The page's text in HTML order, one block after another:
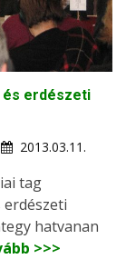
és erdészeti
2013.03.11.
tag
erdészeti
hatvanan
>>>